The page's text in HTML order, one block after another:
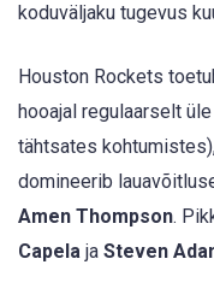
koduväljaku tugevus
Houston Rockets
hooajal regulaarselt
tähtsates
domineerib
Amen Thompson.
Capela ja Steven